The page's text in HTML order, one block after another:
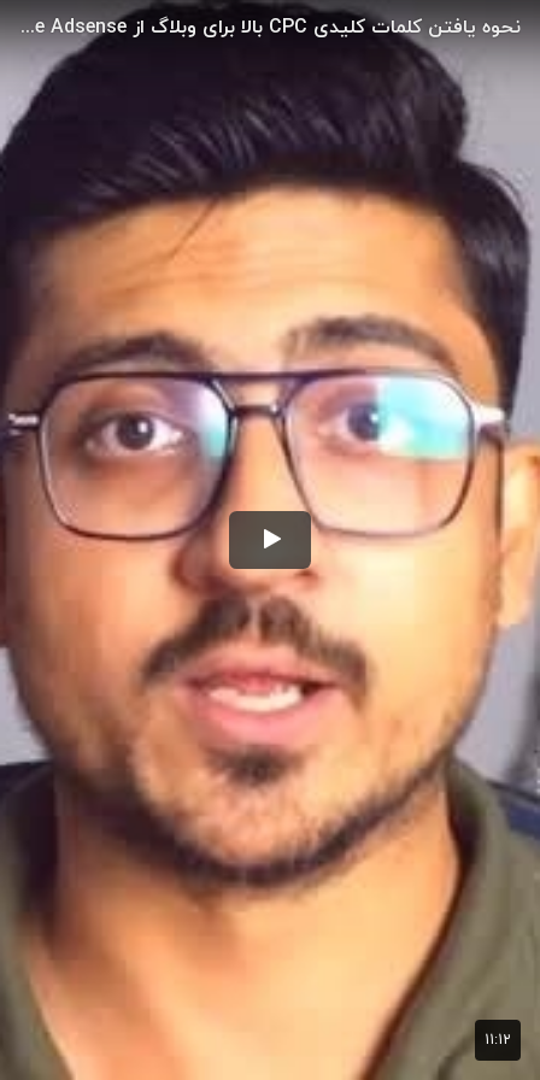
نحوه یافتن کلمات کلیدی CPC بالا برای وبلاگ از Google Adsense با ابزار Semrush
۱۱:۱۲